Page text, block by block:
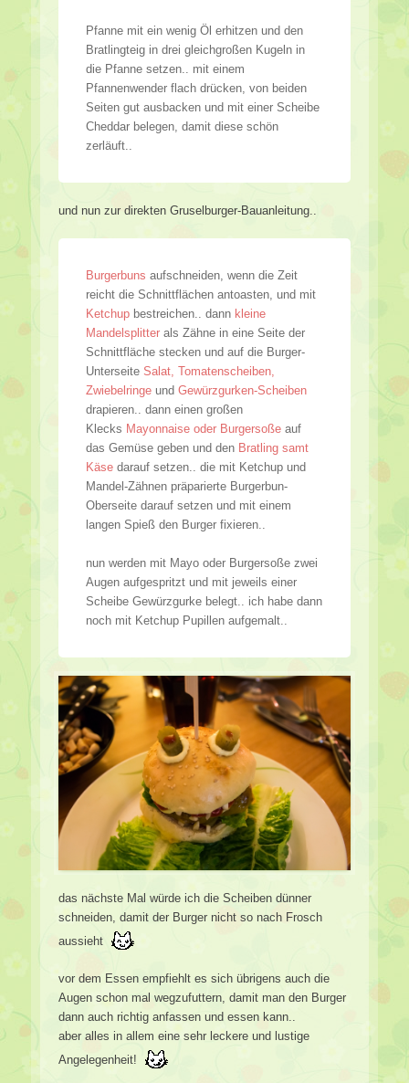
Pfanne mit ein wenig Öl erhitzen und den
Bratlingteig in drei gleichgroßen Kugeln in
die Pfanne setzen.. mit einem
Pfannenwender flach drücken, von beiden
Seiten gut ausbacken und mit einer Scheibe
Cheddar belegen, damit diese schön
zerläuft..
und nun zur direkten Gruselburger-Bauanleitung..
Burgerbuns aufschneiden, wenn die Zeit
reicht die Schnittflächen antoasten, und mit
Ketchup bestreichen.. dann kleine
Mandelsplitter als Zähne in eine Seite der
Schnittfläche stecken und auf die Burger-
Unterseite Salat, Tomatenscheiben,
Zwiebelringe und Gewürzgurken-Scheiben
drapieren.. dann einen großen
Klecks Mayonnaise oder Burgersoße auf
das Gemüse geben und den Bratling samt
Käse darauf setzen.. die mit Ketchup und
Mandel-Zähnen präparierte Burgerbun-
Oberseite darauf setzen und mit einem
langen Spieß den Burger fixieren..
nun werden mit Mayo oder Burgersoße zwei
Augen aufgespritzt und mit jeweils einer
Scheibe Gewürzgurke belegt.. ich habe dann
noch mit Ketchup Pupillen aufgemalt..
das nächste Mal würde ich die Scheiben dünner
schneiden, damit der Burger nicht so nach Frosch
aussieht
vor dem Essen empfiehlt es sich übrigens auch die
Augen schon mal wegzufuttern, damit man den Burger
dann auch richtig anfassen und essen kann..
aber alles in allem eine sehr leckere und lustige
Angelegenheit!